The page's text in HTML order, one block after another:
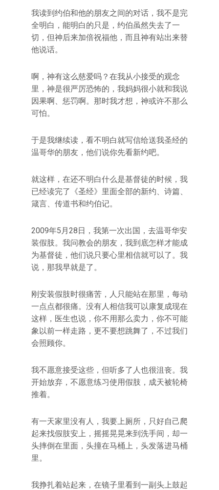
我读到约伯和他的朋友之间的对话，我不是完
全明白，能明白的只是，约伯虽然失去了一
切，但神后来加倍祝福他，而且神有站出来替
他说话。
啊，神有这么慈爱吗？在我从小接受的观念
里，神是很严厉恐怖的，我妈妈很小就和我说
因果啊、惩罚啊。那时我才想，神或许不那么
可怕。
于是我继续读，看不明白就写信给送我圣经的
温哥华的朋友，他们说你先看新约吧。
就这样，在还不明白什么是基督徒的时候，我
已经读完了《圣经》里面全部的新约、诗篇、
箴言、传道书和约伯记。
2009年5月28日，我第一次出国，去温哥华安
装假肢。我问教会的朋友，我到底怎样才能成
为基督徒，他们说只要心里相信就可以了。我
说，那我早就是了。
刚安装假肢时很痛苦，人只能站在那里，每动
一点点都很痛。没有人相信我可以康复成现在
这样，医生也说，你不用那么卖力，你不可能
象以前一样走路，更不要想跳舞了，不过我们
会照顾你。
我不愿意接受这些，但听多了人也很沮丧。我
开始放弃，不愿意练习使用假肢，成天被轮椅
推着。
有一天家里没有人，我要上厕所，只好自己爬
起来找假肢安上，摇摇晃晃来到洗手间，却一
头摔倒在里面，头撞在马桶上，头发落进马桶
里。
我挣扎着站起来，在镜子里看到一副头上鼓起